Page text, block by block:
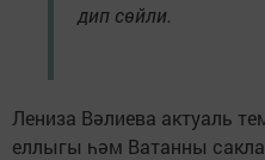
дип сөйли.
Лениза Вәлиева актуаль
еллыгы һәм Ватанны